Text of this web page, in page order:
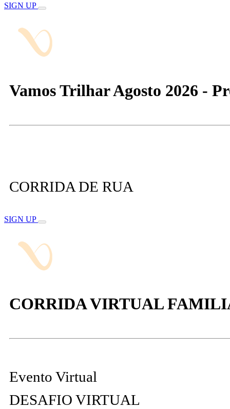
SIGN UP
Vamos Trilhar Agosto 2026 -
CORRIDA DE RUA
SIGN UP
CORRIDA VIRTUAL
Evento Virtual
DESAFIO VIRTUAL